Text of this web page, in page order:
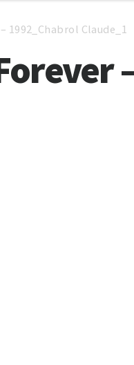
1992_Chabrol Claude_1